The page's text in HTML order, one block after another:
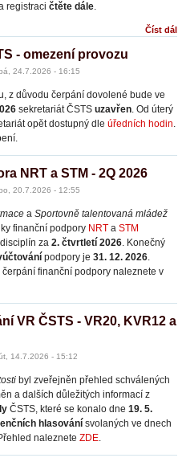
registraci čtěte dále.
Číst dál
- omezení provozu
24.7.2026 - 16:15
z důvodu čerpání dovolené bude ve
sekretariát ČSTS uzavřen. Od úterý
opět dostupný dle úředních hodin.
NRT a STM - 2Q 2026
20.7.2026 - 12:55
a Sportovně talentovaná mládež
finanční podpory NRT a STM
za 2. čtvrtletí 2026. Konečný
podpory je 31. 12. 2026.
čerpání finanční podpory naleznete v
VR ČSTS - VR20, KVR12 a
14.7.2026 - 15:12
byl zveřejněn přehled schválených
a dalších důležitých informací z
ČSTS, které se konalo dne 19. 5.
hlasování svolaných ve dnech
naleznete ZDE.